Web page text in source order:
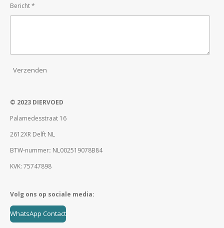
Bericht *
Verzenden
© 2023 DIERVOED
Palamedesstraat 16
2612XR Delft NL
BTW-nummer: NL002519078B84
KVK: 75747898
Volg ons op sociale media:
WhatsApp Contact